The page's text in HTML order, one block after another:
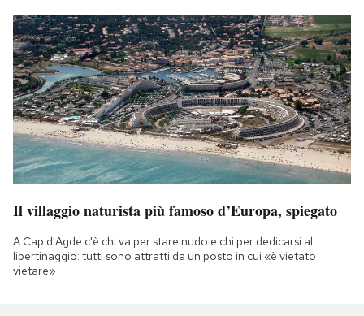
Il villaggio naturista più famoso d’Europa, spiegato
A Cap d'Agde c'è chi va per stare nudo e chi per dedicarsi al
libertinaggio: tutti sono attratti da un posto in cui «è vietato
vietare»